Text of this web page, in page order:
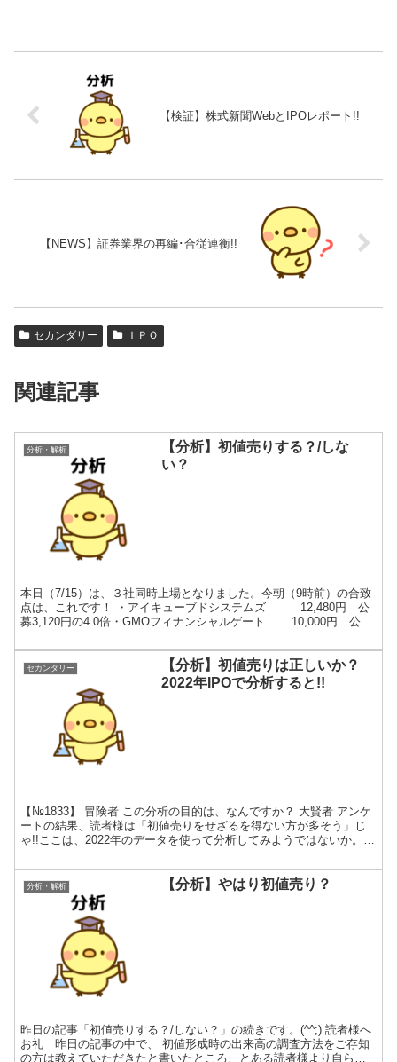
【検証】株式新聞WebとIPOレポート!!
【NEWS】証券業界の再編･合従連衡!!
セカンダリー ＩＰＯ
関連記事
分析・解析
【分析】初値売りする？/しな
い？
本日（7/15）は、３社同時上場となりました。今朝（9時前）の合致
点は、これです！ ・アイキューブドシステムズ 12,480円 公
募3,120円の4.0倍・GMOフィナンシャルゲート 10,000円 公募
セカンダリー
【分析】初値売りは正しいか？
2022年IPOで分析すると!!
【№1833】 冒険者 この分析の目的は、なんですか？ 大賢者 アンケ
ートの結果、読者様は「初値売りをせざるを得ない方が多そう」じ
ゃ!!ここは、2022年のデータを使って分析してみようではないか。
分析・解析 【分析】やはり初値売り？
昨日の記事「初値売りする？/しない？」の続きです。(^^;) 読者様へ
お礼 昨日の記事の中で、 初値形成時の出来高の調査方法をご存知
の方は教えていただきたと書いたところ、とある読者様より自ら記